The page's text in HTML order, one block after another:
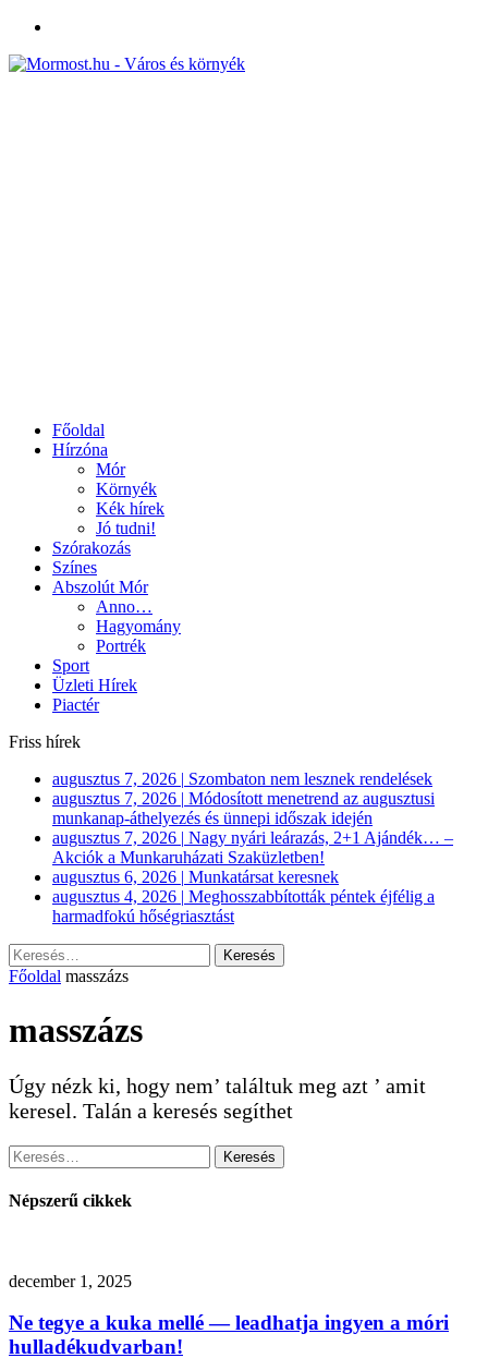
Főoldal
Hírzóna
Mór
Környék
Kék hírek
Jó tudni!
Szórakozás
Színes
Abszolút Mór
Anno…
Hagyomány
Portrék
Sport
Üzleti Hírek
Piactér
Friss hírek
augusztus 7, 2026 | Szombaton nem lesznek rendelések
augusztus 7, 2026 | Módosított menetrend az augusztusi
munkanap-áthelyezés és ünnepi időszak idején
augusztus 7, 2026 | Nagy nyári leárazás, 2+1 Ajándék… –
Akciók a Munkaruházati Szaküzletben!
augusztus 6, 2026 | Munkatársat keresnek
augusztus 4, 2026 | Meghosszabbították péntek éjfélig a
harmadfokú hőségriasztást
Keresés:
Főoldal masszázs
masszázs
Úgy nézk ki, hogy nem’ találtuk meg azt ’ amit
keresel. Talán a keresés segíthet
Keresés:
Népszerű cikkek
december 1, 2025
Ne tegye a kuka mellé — leadhatja ingyen a móri
hulladékudvarban!